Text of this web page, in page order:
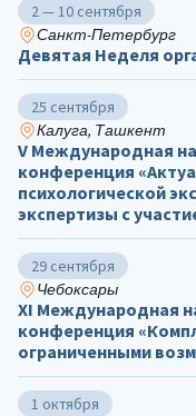
2 — 10 сентября
Санкт-Петербург
Девятая Неделя
25 сентября
Калуга, Ташкент
V Международная
конференция
психологической
экспертизы с
29 сентября
Чебоксары
ХΙ Международная
конференция
ограниченными
1 октября